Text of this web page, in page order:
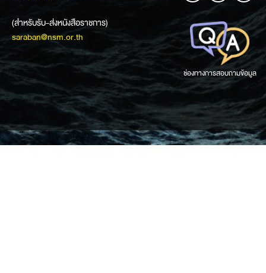
(สำหรับรับ-ส่งหนังสือราชการ)
saraban@nsm.or.th
ช่องทางการสอบถามข้อมูล